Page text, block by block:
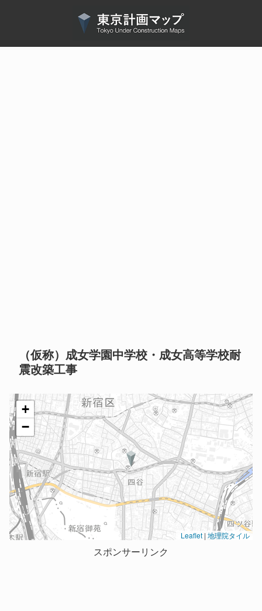
（仮称）成女学園中学校・成女高等学校耐
震改築工事
+
−
Leaflet | 地理院タイル
スポンサーリンク